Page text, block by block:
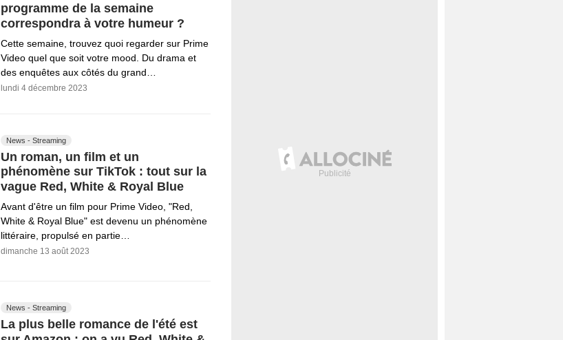
programme de la semaine
correspondra à votre humeur ?
Cette semaine, trouvez quoi regarder sur Prime
Video quel que soit votre mood. Du drama et
des enquêtes aux côtés du grand…
lundi 4 décembre 2023
News - Streaming
Un roman, un film et un
phénomène sur TikTok : tout sur la
vague Red, White & Royal Blue
Avant d'être un film pour Prime Video, "Red,
White & Royal Blue" est devenu un phénomène
littéraire, propulsé en partie…
dimanche 13 août 2023
News - Streaming
La plus belle romance de l'été est